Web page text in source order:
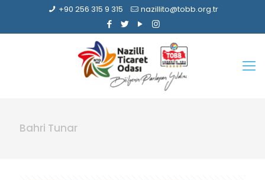
+90 256 315 9 315 nazillito@tobb.org.tr
Bahri Tunar